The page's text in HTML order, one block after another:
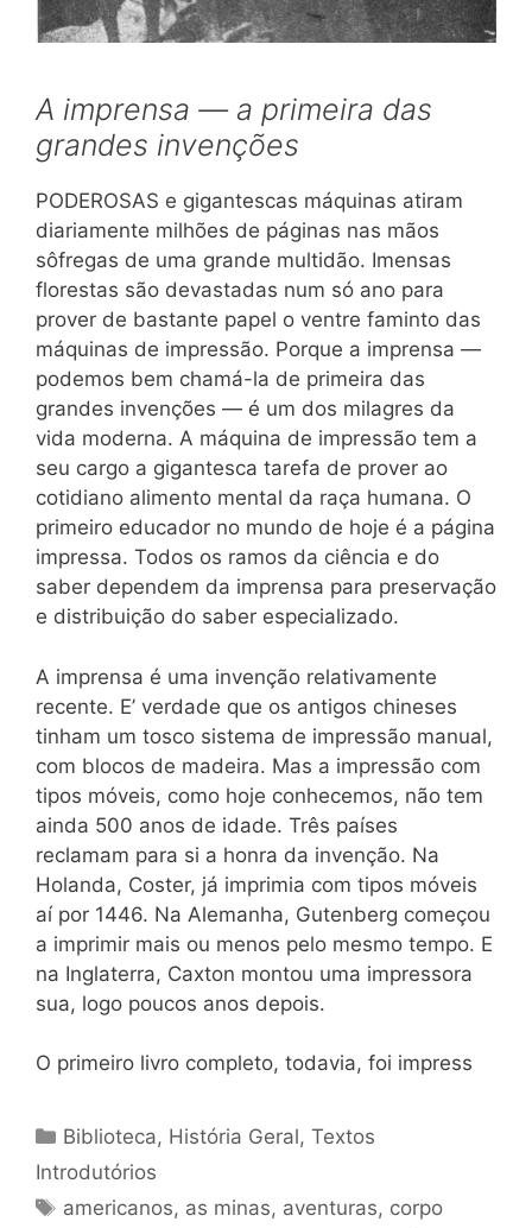
A imprensa — a primeira das
grandes invenções
PODEROSAS e gigantescas máquinas atiram
diariamente milhões de páginas nas mãos
sôfregas de uma grande multidão. Imensas
florestas são devastadas num só ano para
prover de bastante papel o ventre faminto das
máquinas de impressão. Porque a imprensa —
podemos bem chamá-la de primeira das
grandes invenções — é um dos milagres da
vida moderna. A máquina de impressão tem a
seu cargo a gigantesca tarefa de prover ao
cotidiano alimento mental da raça humana. O
primeiro educador no mundo de hoje é a página
impressa. Todos os ramos da ciência e do
saber dependem da imprensa para preservação
e distribuição do saber especializado.
A imprensa é uma invenção relativamente
recente. E’ verdade que os antigos chineses
tinham um tosco sistema de impressão manual,
com blocos de madeira. Mas a impressão com
tipos móveis, como hoje conhecemos, não tem
ainda 500 anos de idade. Três países
reclamam para si a honra da invenção. Na
Holanda, Coster, já imprimia com tipos móveis
aí por 1446. Na Alemanha, Gutenberg começou
a imprimir mais ou menos pelo mesmo tempo. E
na Inglaterra, Caxton montou uma impressora
sua, logo poucos anos depois.
O primeiro livro completo, todavia, foi impress
Categorias
Biblioteca, História Geral,Textos
Introdutórios
Tags
americanos, as minas, aventuras, corpo